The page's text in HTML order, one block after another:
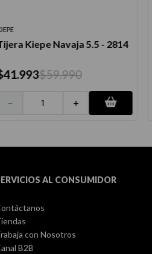
Kiepe Navaja 5.5 - 2814
41.993$59.990
＋
－
AL CONSUMIDOR
con Nosotros
B2B